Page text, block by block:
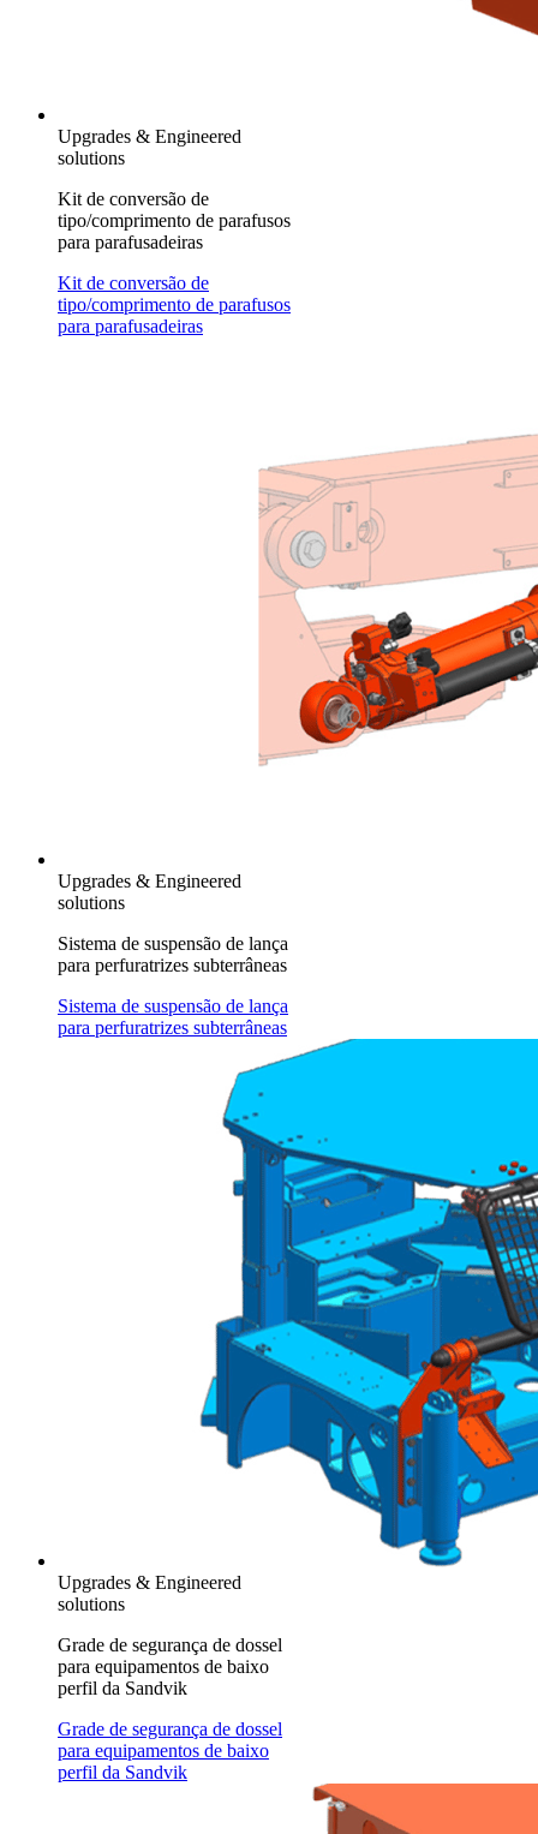
Upgrades & Engineered
solutions
Kit de conversão de
tipo/comprimento de parafusos
para parafusadeiras
Kit de conversão de
tipo/comprimento de parafusos
para parafusadeiras
Upgrades & Engineered
solutions
Sistema de suspensão de lança
para perfuratrizes subterrâneas
Sistema de suspensão de lança
para perfuratrizes subterrâneas
Upgrades & Engineered
solutions
Grade de segurança de dossel
para equipamentos de baixo
perfil da Sandvik
Grade de segurança de dossel
para equipamentos de baixo
perfil da Sandvik